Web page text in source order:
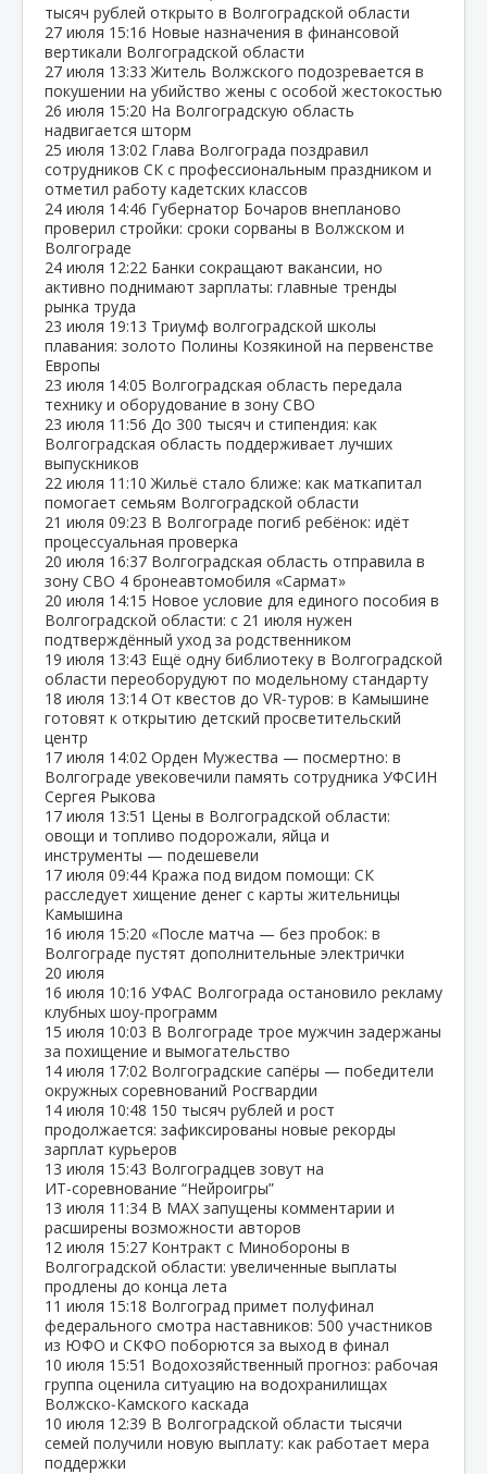
тысяч рублей открыто в Волгоградской области
27 июля 15:16 Новые назначения в финансовой
вертикали Волгоградской области
27 июля 13:33 Житель Волжского подозревается в
покушении на убийство жены с особой жестокостью
26 июля 15:20 На Волгоградскую область
надвигается шторм
25 июля 13:02 Глава Волгограда поздравил
сотрудников СК с профессиональным праздником и
отметил работу кадетских классов
24 июля 14:46 Губернатор Бочаров внепланово
проверил стройки: сроки сорваны в Волжском и
Волгограде
24 июля 12:22 Банки сокращают вакансии, но
активно поднимают зарплаты: главные тренды
рынка труда
23 июля 19:13 Триумф волгоградской школы
плавания: золото Полины Козякиной на первенстве
Европы
23 июля 14:05 Волгоградская область передала
технику и оборудование в зону СВО
23 июля 11:56 До 300 тысяч и стипендия: как
Волгоградская область поддерживает лучших
выпускников
22 июля 11:10 Жильё стало ближе: как маткапитал
помогает семьям Волгоградской области
21 июля 09:23 В Волгограде погиб ребёнок: идёт
процессуальная проверка
20 июля 16:37 Волгоградская область отправила в
зону СВО 4 бронеавтомобиля «Сармат»
20 июля 14:15 Новое условие для единого пособия в
Волгоградской области: с 21 июля нужен
подтверждённый уход за родственником
19 июля 13:43 Ещё одну библиотеку в Волгоградской
области переоборудуют по модельному стандарту
18 июля 13:14 От квестов до VR‑туров: в Камышине
готовят к открытию детский просветительский
центр
17 июля 14:02 Орден Мужества — посмертно: в
Волгограде увековечили память сотрудника УФСИН
Сергея Рыкова
17 июля 13:51 Цены в Волгоградской области:
овощи и топливо подорожали, яйца и
инструменты — подешевели
17 июля 09:44 Кража под видом помощи: СК
расследует хищение денег с карты жительницы
Камышина
16 июля 15:20 «После матча — без пробок: в
Волгограде пустят дополнительные электрички
20 июля
16 июля 10:16 УФАС Волгограда остановило рекламу
клубных шоу‑программ
15 июля 10:03 В Волгограде трое мужчин задержаны
за похищение и вымогательство
14 июля 17:02 Волгоградские сапёры — победители
окружных соревнований Росгвардии
14 июля 10:48 150 тысяч рублей и рост
продолжается: зафиксированы новые рекорды
зарплат курьеров
13 июля 15:43 Волгоградцев зовут на
ИТ‑соревнование “Нейроигры”
13 июля 11:34 В МАХ запущены комментарии и
расширены возможности авторов
12 июля 15:27 Контракт с Минобороны в
Волгоградской области: увеличенные выплаты
продлены до конца лета
11 июля 15:18 Волгоград примет полуфинал
федерального смотра наставников: 500 участников
из ЮФО и СКФО поборются за выход в финал
10 июля 15:51 Водохозяйственный прогноз: рабочая
группа оценила ситуацию на водохранилищах
Волжско‑Камского каскада
10 июля 12:39 В Волгоградской области тысячи
семей получили новую выплату: как работает мера
поддержки